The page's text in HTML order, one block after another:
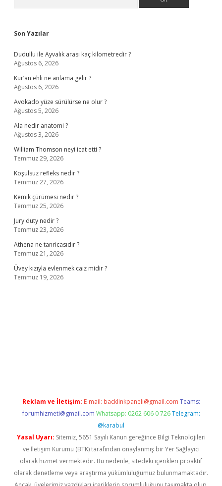
Son Yazılar
Dudullu ile Ayvalık arası kaç kilometredir ?
Ağustos 6, 2026
Kur’an ehli ne anlama gelir ?
Ağustos 6, 2026
Avokado yüze sürülürse ne olur ?
Ağustos 5, 2026
Ala nedir anatomi ?
Ağustos 3, 2026
William Thomson neyi icat etti ?
Temmuz 29, 2026
Koşulsuz refleks nedir ?
Temmuz 27, 2026
Kemik çürümesi nedir ?
Temmuz 25, 2026
Jury duty nedir ?
Temmuz 23, 2026
Athena ne tanricasıdır ?
Temmuz 21, 2026
Üvey kızıyla evlenmek caiz midir ?
Temmuz 19, 2026
Reklam ve İletişim: E-mail: backlinkpaneli@gmail.com Teams:
forumhizmeti@gmail.com Whatsapp: 0262 606 0 726 Telegram:
@karabul
Yasal Uyarı: Sitemiz, 5651 Sayılı Kanun gereğince Bilgi Teknolojileri
ve İletişim Kurumu (BTK) tarafından onaylanmış bir Yer Sağlayıcı
olarak hizmet vermektedir. Bu nedenle, sitedeki içerikleri proaktif
olarak denetleme veya araştırma yükümlülüğümüz bulunmamaktadır.